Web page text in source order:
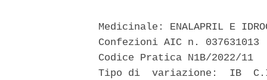
Medicinale: ENALAPRIL E
  Confezioni AIC n. 037631013
  Codice Pratica N1B/2022/11
Tipo di  variazione:  IB